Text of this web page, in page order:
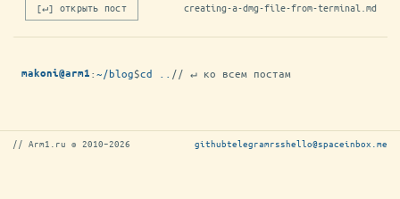
[↵] открыть пост creating-a-dmg-file-from-terminal.md
makoni@arm1 :~/blog$cd .. // ↵ ко всем постам
// Arm1.ru © 2010–2026 githubtelegramrsshello@spaceinbox.me